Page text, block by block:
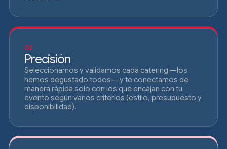
02
Precisión
Seleccionamos y validamos cada catering —los
hemos degustado todos— y te conectamos de
manera rápida solo con los que encajan con tu
evento según varios criterios (estilo, presupuesto y
disponibilidad).